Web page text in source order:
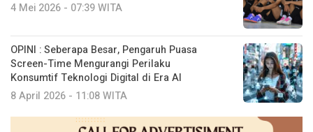
4 Mei 2026 - 07:39 WITA
OPINI : Seberapa Besar, Pengaruh Puasa
Screen-Time Mengurangi Perilaku
Konsumtif Teknologi Digital di Era AI
8 April 2026 - 11:08 WITA